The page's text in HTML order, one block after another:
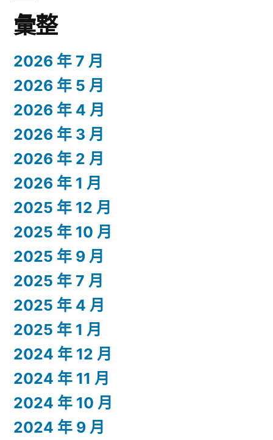
彙整
2026 年 7 月
2026 年 5 月
2026 年 4 月
2026 年 3 月
2026 年 2 月
2026 年 1 月
2025 年 12 月
2025 年 10 月
2025 年 9 月
2025 年 7 月
2025 年 4 月
2025 年 1 月
2024 年 12 月
2024 年 11 月
2024 年 10 月
2024 年 9 月